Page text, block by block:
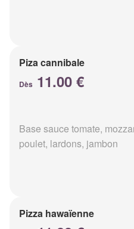
Piza cannibale
Dès 11.00 €
Base sauce tomate,
poulet, lardons, jambon
Pizza hawaïenne